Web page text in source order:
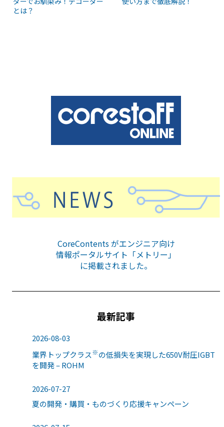
とは？
CoreContents がエンジニア向け
情報ポータルサイト「メトリー」
に掲載されました。
最新記事
2026-08-03
業界トップクラス※の低損失を実現した650V耐圧IGBT
を開発 – ROHM
2026-07-27
夏の開発・購買・ものづくり応援キャンペーン